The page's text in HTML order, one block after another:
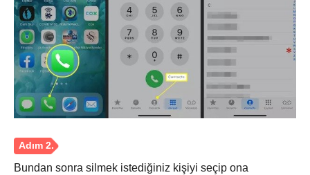
Bundan sonra silmek istediğiniz kişiyi seçip ona